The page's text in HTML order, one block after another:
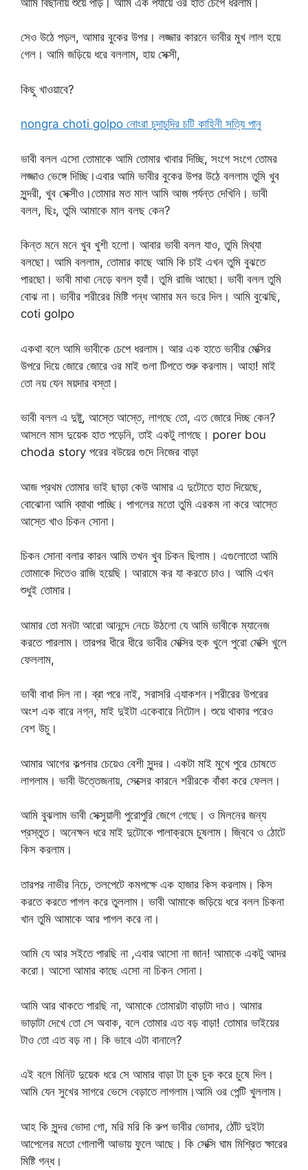
সেও উঠে পড়ল, আমার বুকের উপর। লজ্জার কারনে ভাবীর মুখ লাল হয়ে
গেল। আমি জড়িয়ে ধরে বললাম, হায় সেক্সী,
কিছু খাওয়াবে?
nongra choti golpo নোংরা চুদাচুদির চটি কাহিনী সত্যি পানু
ভাবী বলল এসো তোমাকে আমি তোমার খাবার দিচ্ছি, সংগে সংগে তোমর
লজ্জাও ভেঙ্গে দিচ্ছি।এবার আমি ভাবীর বুকের উপর উঠে বললাম তুমি খুব
সুন্দরী, খুব সেক্সীও।তোমার মত মাল আমি আজ পর্যন্ত দেখিনি। ভাবী
বলল, ছিঃ, তুমি আমাকে মাল বলছ কেন?
কিন্ত মনে মনে খুব খুশী হলো। আবার ভাবী বলল যাও, তুমি মিথ্যা
বলছো। আমি বললাম, তোমার কাছে আমি কি চাই এখন তুমি বুঝতে
পারছো। ভাবী মাথা নেড়ে বলল হ্যাঁ। তুমি রাজি আছো। ভাবী বলল তুমি
বোঝ না। ভাবীর শরীরের মিষ্টি গন্ধ আমার মন ভরে দিল। আমি বুঝেছি,
coti golpo
একথা বলে আমি ভাবীকে চেপে ধরলাম। আর এক হাতে ভাবীর মেক্সির
উপরে দিয়ে জোরে জোরে ওর মাই গুলা টিপতে শুরু করলাম। আহা! মাই
তো নয় যেন ময়দার বস্তা।
ভাবী বলল এ দুষ্টু, আস্তে আস্তে, লাগছে তো, এত জোরে দিচ্ছ কেন?
আসলে মাস দুয়েক হাত পড়েনি, তাই একটু লাগছে। porer bou
choda story পরের বউয়ের গুদে নিজের বাড়া
আজ প্রথম তোমার ভাই ছাড়া কেউ আমার এ দুটোতে হাত দিয়েছে,
বোঝোনা আমি ব্যাথা পাচ্ছি। পাগলের মতো তুমি এরকম না করে আস্তে
আস্তে খাও চিকন সোনা।
চিকন সোনা বলার কারন আমি তখন খুব চিকন ছিলাম। এগুলোতো আমি
তোমাকে দিতেও রাজি হয়েছি। আরামে কর যা করতে চাও। আমি এখন
শুধুই তোমার।
আমার তো মনটা আরো আনন্দে নেচে উঠলো যে আমি ভাবীকে ম্যানেজ
করতে পারলাম। তারপর ধীরে ধীরে ভাবীর মেক্সির হুক খুলে পুরো মেক্সি খুলে
ফেললাম,
ভাবী বাধা দিল না। ব্রা পরে নাই, সরাসরি এ্যাকশন।শরীরের উপরের
অংশ এক বারে নগ্ন, মাই দুইটা একেবারে নিটোল। শুয়ে থাকার পরেও
বেশ উচু।
আমার আগের কল্পনার চেয়েও বেশী সুন্দর। একটা মাই মুখে পুরে চোষতে
লাগলাম। ভাবী উত্তেজনায়, সেক্সের কারনে শরীরকে বাঁকা করে ফেলল।
আমি বুঝলাম ভাবী সেক্সুয়ালী পুরোপুরি জেগে গেছে। ও মিলনের জন্য
প্রস্তুত। অনেক্ষন ধরে মাই দুটোকে পালাক্রমে চুষলাম। জ্বিবে ও ঠোটে
কিস করলাম।
তারপর নাভীর নিচে, তলপেটে কমপক্ষে এক হাজার কিস করলাম। কিস
করতে করতে পাগল করে তুললাম। ভাবী আমাকে জড়িয়ে ধরে বলল চিকনা
খান তুমি আমাকে আর পাগল করে না।
আমি যে আর সইতে পারছি না ,এবার আসো না জান! আমাকে একটু আদর
করো। আসো আমার কাছে এসো না চিকন সোনা।
আমি আর থাকতে পারছি না, আমাকে তোমারটা বাড়াটা দাও। আমার
ভাড়াটা দেখে তো সে অবাক, বলে তোমার এত বড় বাড়া! তোমার ভাইয়ের
টাও তো এত বড় না। কি ভাবে এটা বানালে?
এই বলে মিনিট দুয়েক ধরে সে আমার বাড়া টা চুক চুক করে চুষে দিল।
আমি যেন সুখের সাগরে ভেসে বেড়াতে লাগলাম।আমি ওর পেন্টি খুললাম।
আহ কি সুন্দর ভোদা গো, মরি মরি কি রুপ ভাবীর ভোদার, ঠোঁট দুইটা
আপেলের মতো গোলাপী আভায় ফুলে আছে। কি সেক্সি ঘাম মিশ্রিত ক্ষারের
মিষ্টি গন্ধ।